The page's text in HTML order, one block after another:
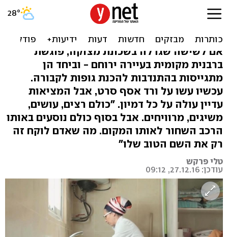
נוגעת במוות: ורד אסף,
שוטפת גופות
אם לשישה שגדלה בשכונת מצוקה, פוגשת
ברבנית מקומית בעיירה ירוחם - וביחד הן
מתגייסות בהתנדבות להכנת גופות לקבורה.
עכשיו עשו על ורד אסף סרט, אבל המציאות
עדיין עולה על כל דמיון. "כולם רצים, עושים,
משיגים, מרוויחים. אבל בסוף כולם נוסעים באותו
הרכב השחור לאותו המקום. מה שאדם לוקח זה
רק את השם הטוב שלו"
טלי פרקש
עודכן: 27.12.16, 09:12